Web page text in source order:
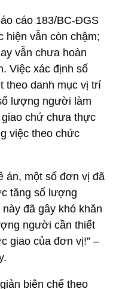
cáo 183/BC-ĐGS
hiện vẫn còn chậm;
vẫn chưa hoàn
Việc xác định số
theo danh mục vị trí
lượng người làm
chứ chưa thực
việc theo chức
án, một số đơn vị đã
tăng số lượng
đã gây khó khăn
người cần thiết
giao của đơn vị!” –
biên chế theo